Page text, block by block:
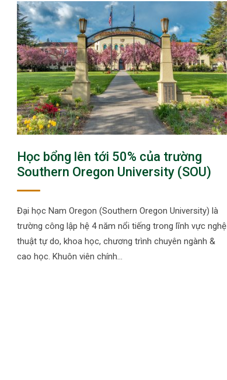
Học bổng lên tới 50% của trường
Southern Oregon University (SOU)
Đại học Nam Oregon (Southern Oregon University) là
trường công lập hệ 4 năm nổi tiếng trong lĩnh vực nghệ
thuật tự do, khoa học, chương trình chuyên ngành &
cao học. Khuôn viên chính…